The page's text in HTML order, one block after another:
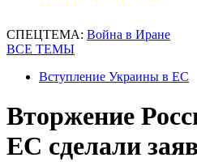
СПЕЦТЕМА: Война в Иране
ВСЕ ТЕМЫ
Вступление Украины в ЕС
Вторжение
ЕС сделали